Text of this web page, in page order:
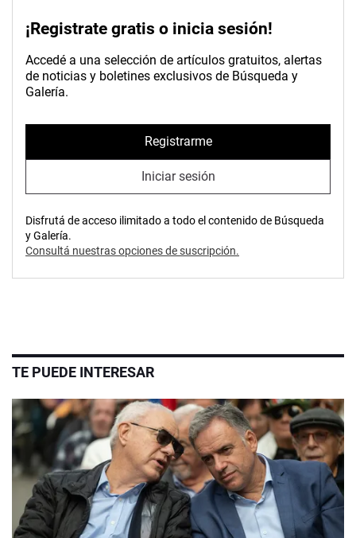
¡Registrate gratis o inicia sesión!
Accedé a una selección de artículos gratuitos, alertas
de noticias y boletines exclusivos de Búsqueda y
Galería.
Registrarme
Iniciar sesión
Disfrutá de acceso ilimitado a todo el contenido de Búsqueda
y Galería.
Consultá nuestras opciones de suscripción.
TE PUEDE INTERESAR